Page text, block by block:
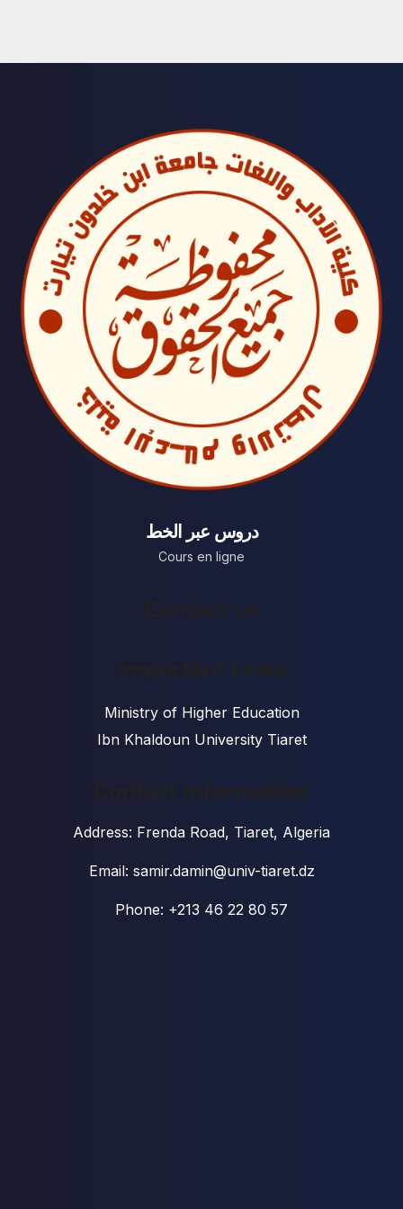
دروس عبر الخط
Cours en ligne
Contact Us
Important Links
Ministry of Higher Education
Ibn Khaldoun University Tiaret
Contact Information
Address: Frenda Road, Tiaret, Algeria
Email: samir.damin@univ-tiaret.dz
Phone: +213 46 22 80 57